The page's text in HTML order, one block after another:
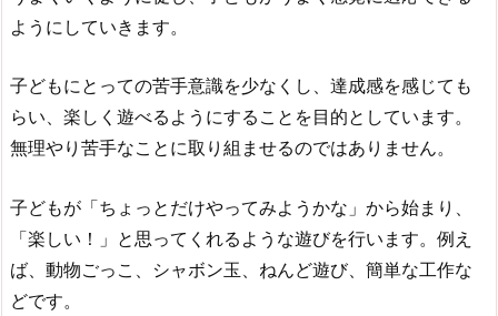
ようにしていきます。
子どもにとっての苦手意識を少なくし、達成感を感じても
らい、楽しく遊べるようにすることを目的としています。
無理やり苦手なことに取り組ませるのではありません。
子どもが「ちょっとだけやってみようかな」から始まり、
「楽しい！」と思ってくれるような遊びを行います。例え
ば、動物ごっこ、シャボン玉、ねんど遊び、簡単な工作な
どです。